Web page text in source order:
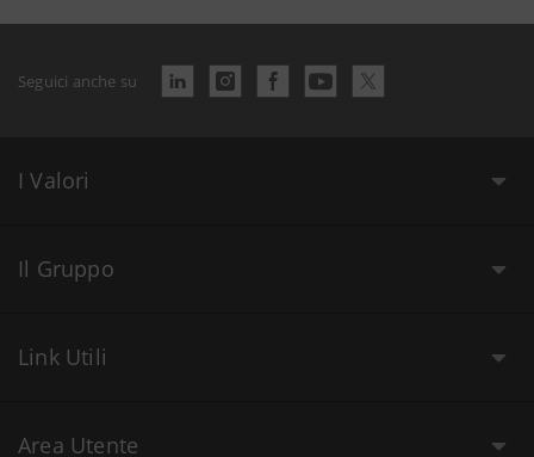
Seguici anche su
I Valori
Il Gruppo
Link Utili
Area Utente